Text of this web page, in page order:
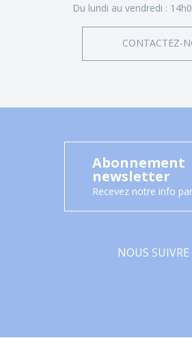
Du lundi au vendredi :
CONTACTEZ-
Abonnement
newsletter
Recevez notre info
NOUS SUIVRE